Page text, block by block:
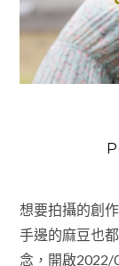
想要拍攝的創
手邊的麻豆也
念，開啟2022/